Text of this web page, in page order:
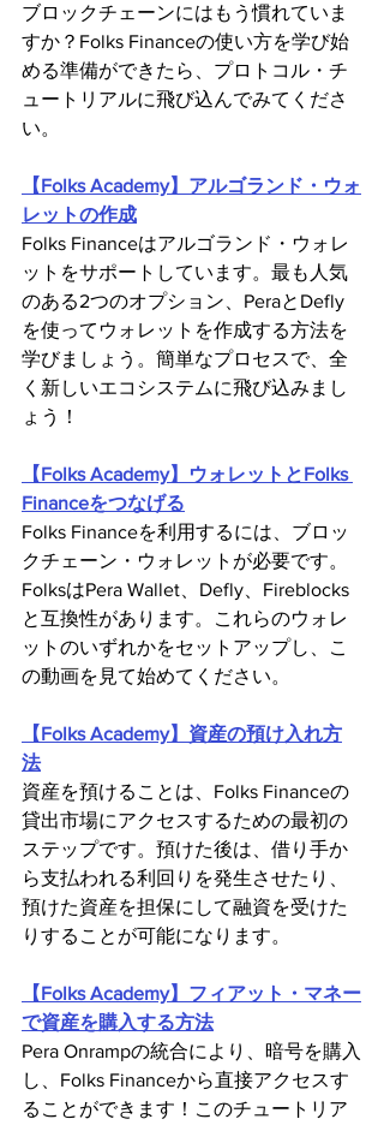
ブロックチェーンにはもう慣れていま
すか？Folks Financeの使い方を学び始
める準備ができたら、プロトコル・チ
ュートリアルに飛び込んでみてくださ
い。
【Folks Academy】アルゴランド・ウォ
レットの作成
Folks Financeはアルゴランド・ウォレ
ットをサポートしています。最も人気
のある2つのオプション、PeraとDefly
を使ってウォレットを作成する方法を
学びましょう。簡単なプロセスで、全
く新しいエコシステムに飛び込みまし
ょう！
【Folks Academy】ウォレットとFolks
Financeをつなげる
Folks Financeを利用するには、ブロッ
クチェーン・ウォレットが必要です。
FolksはPera Wallet、Defly、Fireblocks
と互換性があります。これらのウォレ
ットのいずれかをセットアップし、こ
の動画を見て始めてください。
【Folks Academy】資産の預け入れ方
法
資産を預けることは、Folks Financeの
貸出市場にアクセスするための最初の
ステップです。預けた後は、借り手か
ら支払われる利回りを発生させたり、
預けた資産を担保にして融資を受けた
りすることが可能になります。
【Folks Academy】フィアット・マネー
で資産を購入する方法
Pera Onrampの統合により、暗号を購入
し、Folks Financeから直接アクセスす
ることができます！このチュートリア